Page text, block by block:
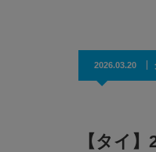
2026.03.20
【タイ